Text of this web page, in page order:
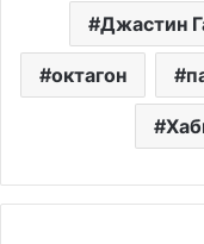
Джастин
октагон